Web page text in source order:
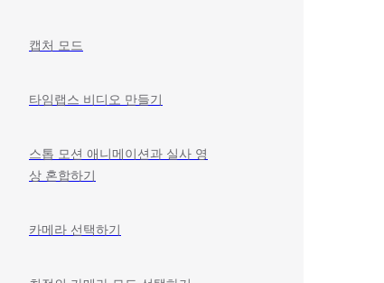
캡처 모드
타임랩스 비디오 만들기
스톱 모션 애니메이션과 실사 영
상 혼합하기
카메라 선택하기